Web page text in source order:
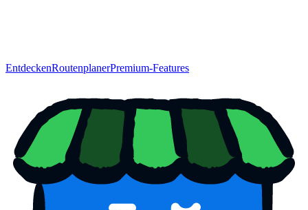
EntdeckenRoutenplanerPremium-Features